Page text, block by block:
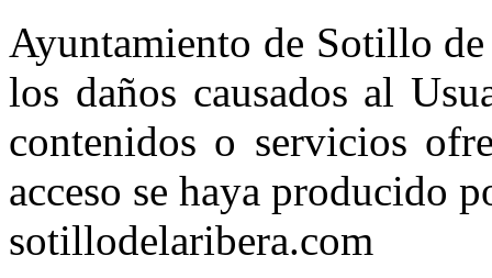
Ayuntamiento de Sotillo
los daños causados al
contenidos o servicios
acceso se haya producido
sotillodelaribera.com